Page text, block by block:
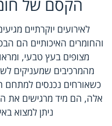
הקסם של
לאירועים יוקרתיים
והחומרים האיכותיים הם
מצופים בעץ טבעי,
מהמרכיבים שמעניקים
כשאורחים נכנסים למתחם
אלה, הם מיד מרגישים את
ניתן למצוא